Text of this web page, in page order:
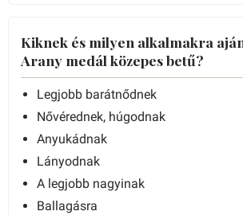
Kiknek és milyen alkalmakra
Arany medál közepes betű?
Legjobb barátnődnek
Nővérednek, húgodnak
Anyukádnak
Lányodnak
A legjobb nagyinak
Ballagásra